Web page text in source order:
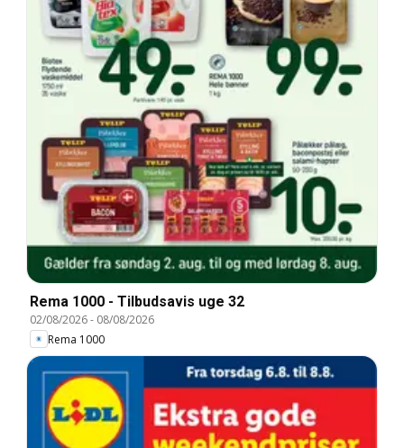
Rema 1000 - Tilbudsavis uge 32
02/08/2026- 08/08/2026
Rema 1000